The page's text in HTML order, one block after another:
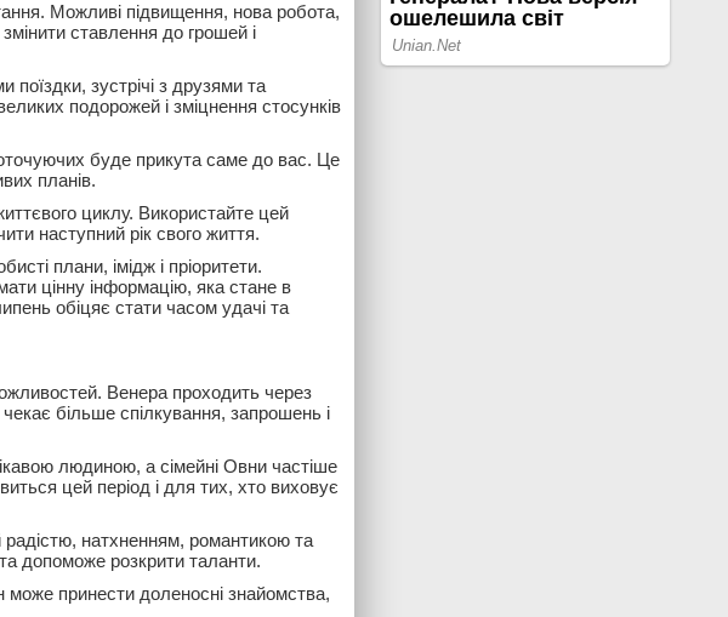
Можливі підвищення, нова робота,
ставлення до грошей і
зустрічі з друзями та
подорожей і зміцнення стосунків
буде прикута саме до вас. Це
планів.
циклу. Використайте цей
наступний рік свого життя.
плани, імідж і пріоритети.
цінну інформацію, яка стане в
обіцяє стати часом удачі та
Венера проходить через
більше спілкування, запрошень і
людиною, а сімейні Овни частіше
цей період і для тих, хто виховує
натхненням, романтикою та
допоможе розкрити таланти.
може принести доленосні знайомства,